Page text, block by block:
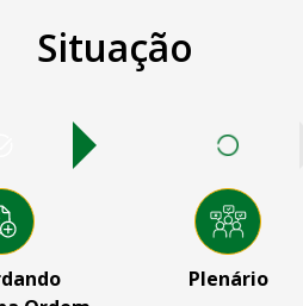
Situação
Plenário